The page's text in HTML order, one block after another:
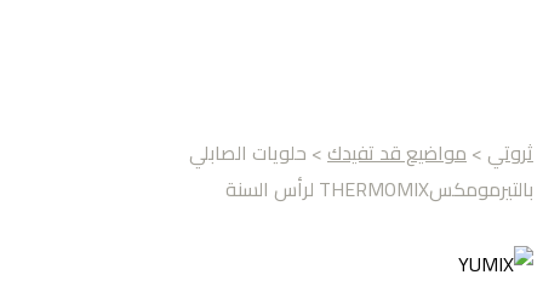
ثروتي >مواضيع قد تفيدك> حلويات الصابلي
بالتيرمومكسTHERMOMIX لرأس السنة